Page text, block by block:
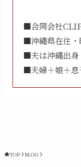
■合同会社
■沖縄県在住・
■夫は沖縄出身
■夫婦＋娘＋息
TOP BLOG